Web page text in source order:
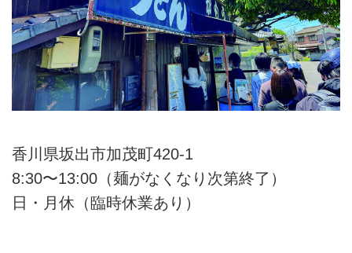
香川県坂出市加茂町420-1
8:30〜13:00（麺がなくなり次第終了）
日・月休（臨時休業あり）